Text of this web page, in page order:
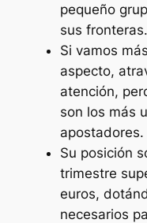
pequeño
sus fronteras.
Si vamos
aspecto,
atención,
son los más
apostadores.
Su posición
trimestre
euros,
necesarios